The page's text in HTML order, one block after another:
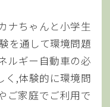
ナちゃんと小学生
を通して環境問題
ルギー自動車の必
く,体験的に環境問
ご家庭でご利用で